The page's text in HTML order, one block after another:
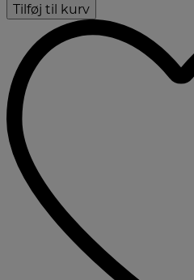
Tilføj til kurv